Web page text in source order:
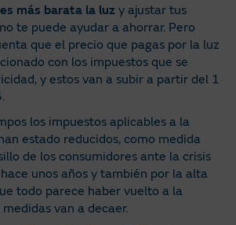
más barata la luz y ajustar tus
te puede ayudar a ahorrar. Pero
que el precio que pagas por la luz
con los impuestos que se
y estos van a subir a partir del 1
los impuestos aplicables a la
estado reducidos, como medida
de los consumidores ante la crisis
unos años y también por la alta
todo parece haber vuelto a la
van a decaer.